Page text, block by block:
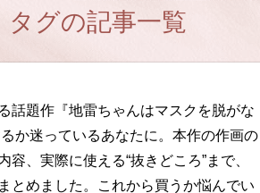
タグの記事一覧
話題作『地雷ちゃんはマスクを脱がな
か迷っているあなたに。本作の作画の
容、実際に使える“抜きどころ”まで、
とめました。これから買うか悩んでい